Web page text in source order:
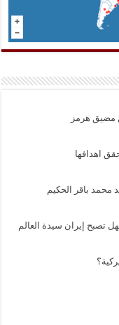
مضيق هرمز
اهدافها
محمد باقر الحكيم
تصبح إيران سيدة العالم